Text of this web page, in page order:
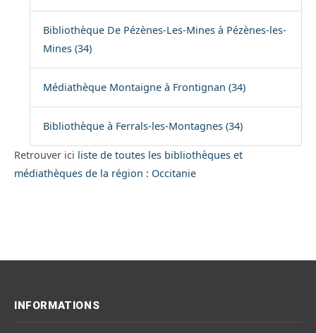
Bibliothèque De Pézènes-Les-Mines à Pézènes-les-
Mines (34)
Médiathèque Montaigne à Frontignan (34)
Bibliothèque à Ferrals-les-Montagnes (34)
Retrouver ici liste de toutes les bibliothèques et
médiathèques de la région : Occitanie
INFORMATIONS